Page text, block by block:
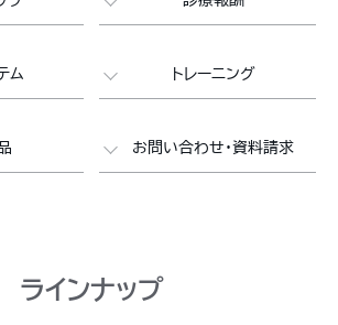
ム トレーニング
お問い合わせ・資料請求
ラインナップ